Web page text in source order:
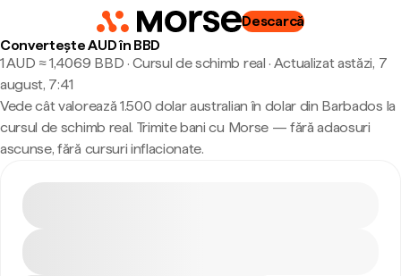
Descarcă
Convertește AUD în BBD
1 AUD ≈ 1,4069 BBD · Cursul de schimb real · Actualizat astăzi, 7
august, 7:41
Vede cât valorează 1.500 dolar australian în dolar din Barbados la
cursul de schimb real. Trimite bani cu Morse — fără adaosuri
ascunse, fără cursuri inflacionate.